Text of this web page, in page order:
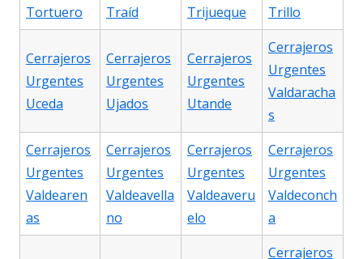
Tortuero
Traíd
Trijueque
Trillo
Cerrajeros
Urgentes
Uceda
Cerrajeros
Urgentes
Ujados
Cerrajeros
Urgentes
Utande
Cerrajeros
Urgentes
Valdaracha
s
Cerrajeros
Urgentes
Valdearen
as
Cerrajeros
Urgentes
Valdeavella
no
Cerrajeros
Urgentes
Valdeaveru
elo
Cerrajeros
Urgentes
Valdeconch
a
Cerrajeros